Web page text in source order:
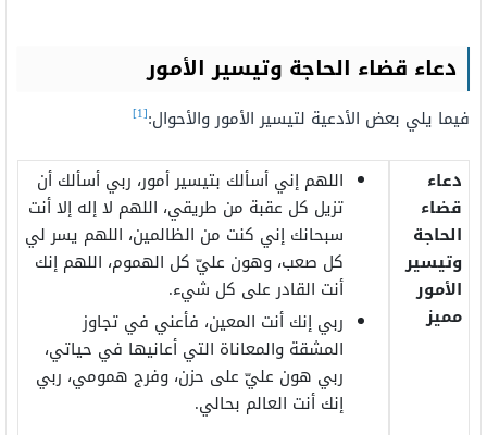
دعاء قضاء الحاجة وتيسير الأمور
فيما يلي بعض الأدعية لتيسير الأمور والأحوال:[1]
دعاء
قضاء
الحاجة
وتيسير
الأمور
مميز
اللهم إني أسألك بتيسير أمور، ربي أسألك أن
تزيل كل عقبة من طريقي، اللهم لا إله إلا أنت
سبحانك إني كنت من الظالمين، اللهم يسر لي
كل صعب، وهون عليّ كل الهموم، اللهم إنك
أنت القادر على كل شيء.
ربي إنك أنت المعين، فأعني في تجاوز
المشقة والمعاناة التي أعانيها في حياتي،
ربي هون عليّ على حزن، وفرج همومي، ربي
إنك أنت العالم بحالي.